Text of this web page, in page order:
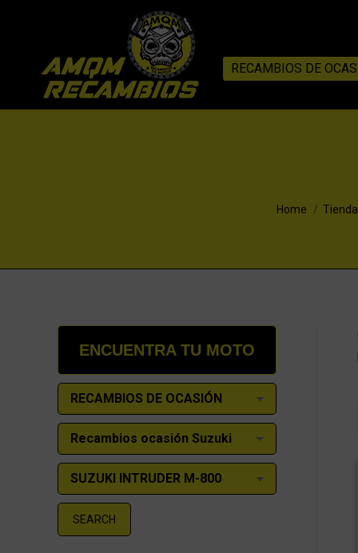
RECAMBIOS DE
You are here:
Home Tienda
ENCUENTRA TU MOTO
SEARCH